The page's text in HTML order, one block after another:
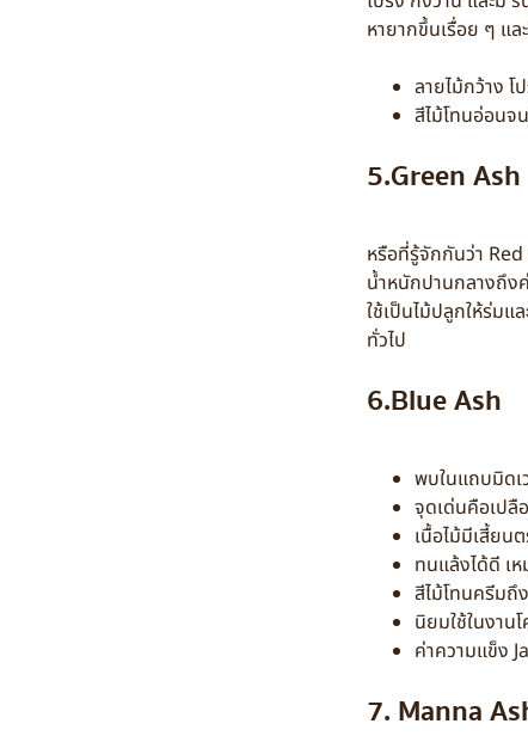
หายากขึ้นเรื่อย ๆ แ
ลายไม้กว้าง โ
สีไม้โทนอ่อนจ
5.Green Ash
หรือที่รู้จักกันว่า
น้ำหนักปานกลางถึง
ใช้เป็นไม้ปลูกให้ร่มแ
ทั่วไป
6.Blue Ash
พบในแถบมิดเ
จุดเด่นคือเปลื
เนื้อไม้มีเสี้ยน
ทนแล้งได้ดี เ
สีไม้โทนครีมถึ
นิยมใช้ในงาน
ค่าความแข็ง
7. Manna